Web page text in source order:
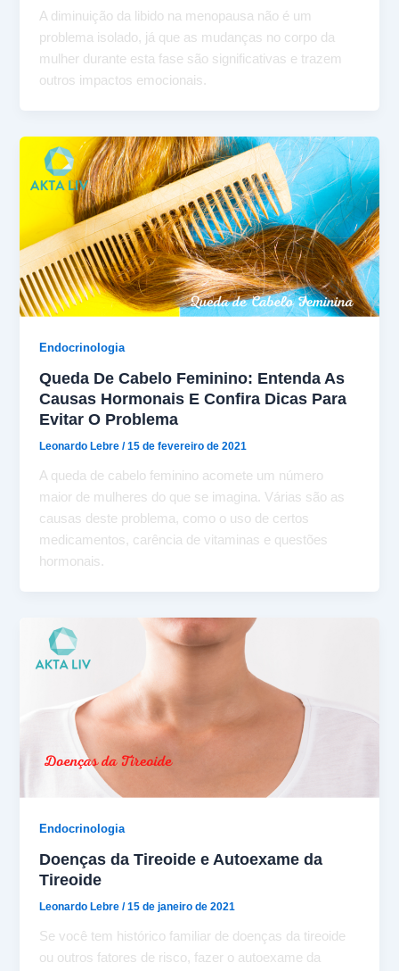
A diminuição da libido na menopausa não é um
problema isolado, já que as mudanças no corpo da
mulher durante esta fase são significativas e trazem
outros impactos emocionais.
Endocrinologia
Queda De Cabelo Feminino: Entenda As
Causas Hormonais E Confira Dicas Para
Evitar O Problema
Leonardo Lebre/15 de fevereiro de 2021
A queda de cabelo feminino acomete um número
maior de mulheres do que se imagina. Várias são as
causas deste problema, como o uso de certos
medicamentos, carência de vitaminas e questões
hormonais.
Endocrinologia
Doenças da Tireoide e Autoexame da
Tireoide
Leonardo Lebre/15 de janeiro de 2021
Se você tem histórico familiar de doenças da tireoide
ou outros fatores de risco, fazer o autoexame da